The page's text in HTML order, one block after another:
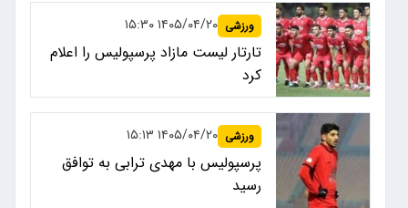
ورزشی ۱۴۰۵/۰۴/۲۰ ۱۵:۳۰
تارتار لیست مازاد پرسپولیس را اعلام
کرد
ورزشی ۱۴۰۵/۰۴/۲۰ ۱۵:۱۳
پرسپولیس با مهدی ترابی به توافق
رسید